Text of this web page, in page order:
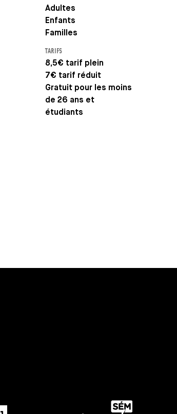
Adultes
Enfants
Familles
TARIFS
8,5€ tarif plein
7€ tarif réduit
Gratuit pour les moins
de 26 ans et
étudiants